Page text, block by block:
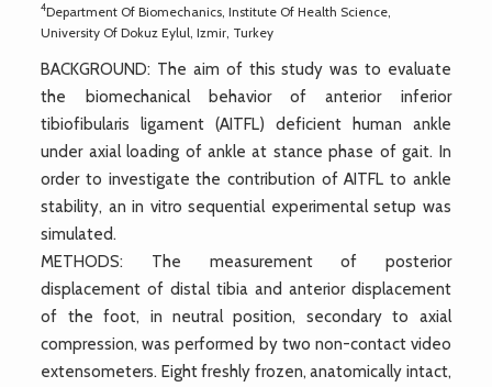
4Department Of Biomechanics, Institute Of Health Science,
University Of Dokuz Eylul, Izmir, Turkey
BACKGROUND: The aim of this study was to evaluate
the biomechanical behavior of anterior inferior
tibiofibularis ligament (AITFL) deficient human ankle
under axial loading of ankle at stance phase of gait. In
order to investigate the contribution of AITFL to ankle
stability, an in vitro sequential experimental setup was
simulated.
METHODS: The measurement of posterior
displacement of distal tibia and anterior displacement
of the foot, in neutral position, secondary to axial
compression, was performed by two non-contact video
extensometers. Eight freshly frozen, anatomically intact,